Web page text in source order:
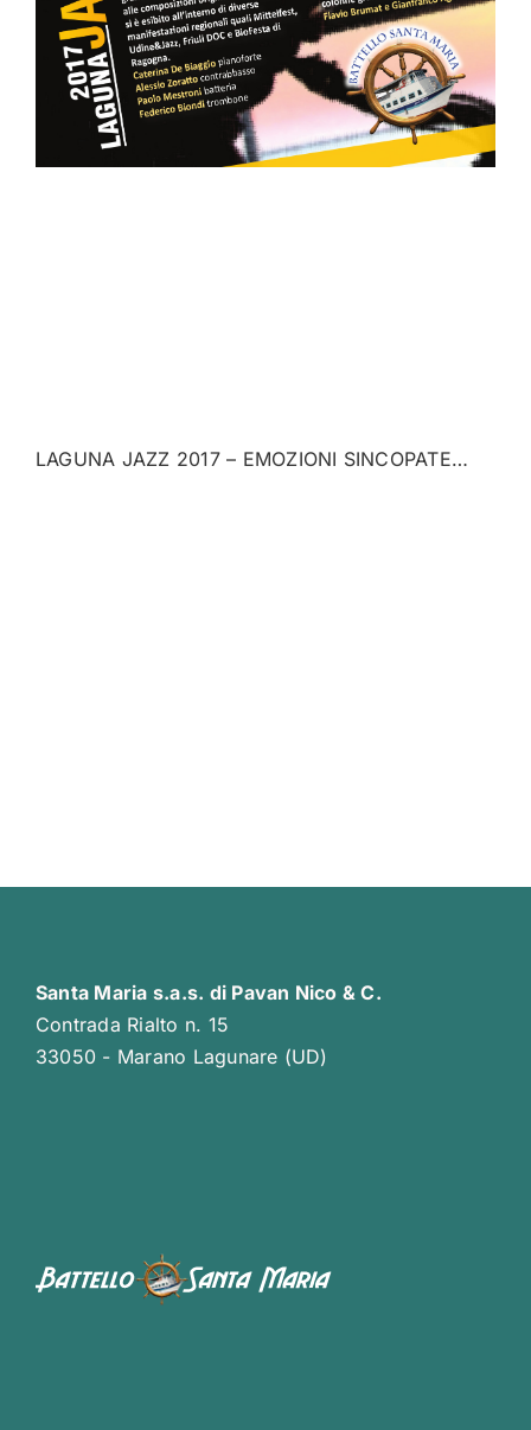
LAGUNA JAZZ 2017 – EMOZIONI SINCOPATE…
Santa Maria s.a.s. di Pavan Nico & C.
Contrada Rialto n. 15
33050 - Marano Lagunare (UD)